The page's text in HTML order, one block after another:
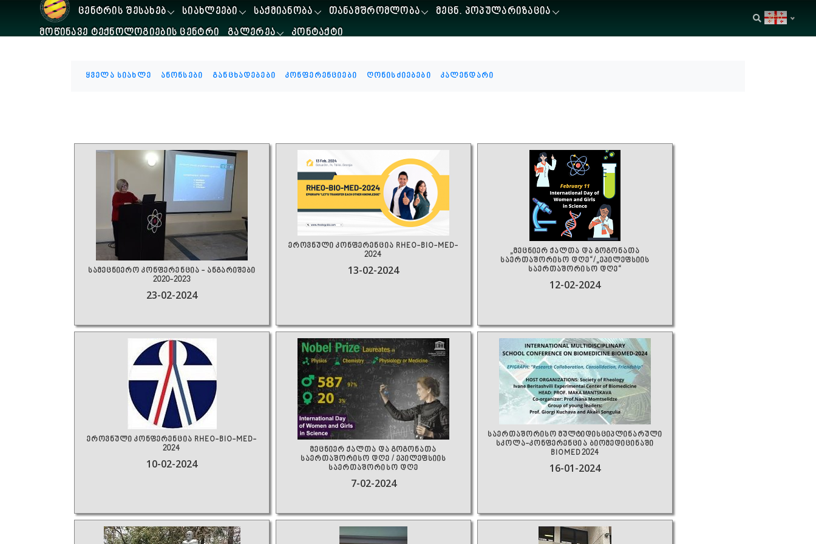
ᲪᲔᲜᲢᲠᲘᲡ ᲨᲔᲡᲐᲮᲔᲑ ᲡᲘᲐᲮᲚᲔᲔᲑᲘ ᲡᲐᲥᲛᲘᲐᲜᲝᲑᲐ ᲗᲐᲜᲐᲛᲨᲠᲝᲛᲚᲝᲑᲐ
ᲛᲔᲪᲜ. ᲞᲝᲞᲣᲚᲐᲠᲘᲖᲐᲪᲘᲐ
ᲛᲝᲬᲘᲜᲐᲕᲔ ᲢᲔᲥᲜᲝᲚᲝᲒᲘᲔᲑᲘᲡ ᲪᲔᲜᲢᲠᲘ
ᲒᲐᲚᲔᲠᲔᲐ ᲙᲝᲜᲢᲐᲥᲢᲘ
geo
ყველა სიახლე ანონსები განცხადებები კონფერენციები ღონისძიებები კალენდარი
სამეცნიერო კონფერენცია - ანგარიშები
2020-2023
23-02-2024
ეროვნული კონფერენცია RHEO-BIO-MED-
2024
13-02-2024
„მეცნიერ ქალთა და გოგონათა
საერთაშორისო დღე“/„ეპილეფსიის
საერთაშორისო დღე“
12-02-2024
ეროვნული კონფერენცია RHEO-BIO-MED-
2024
10-02-2024
მეცნიერ ქალთა და გოგონათა
საერთაშორისო დღე / ეპილეფსიის
საერთაშორისო დღე
7-02-2024
საერთაშორისო მულტიდისციპლინარული
სკოლა-კონფერენცია ბიომედიცინაში
BIOMED2024
16-01-2024